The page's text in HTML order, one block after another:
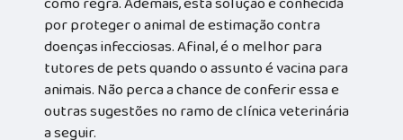
por proteger o animal de estimação contra
doenças infecciosas. Afinal, é o melhor para
tutores de pets quando o assunto é vacina para
animais. Não perca a chance de conferir essa e
outras sugestões no ramo de clínica veterinária
a seguir.